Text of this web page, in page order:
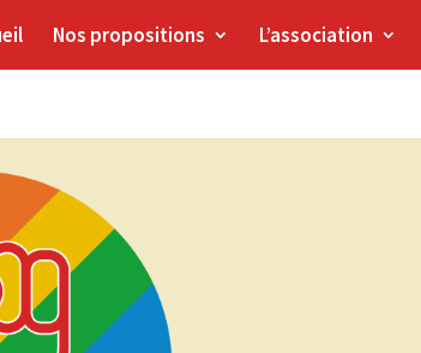
Nos propositions L’association